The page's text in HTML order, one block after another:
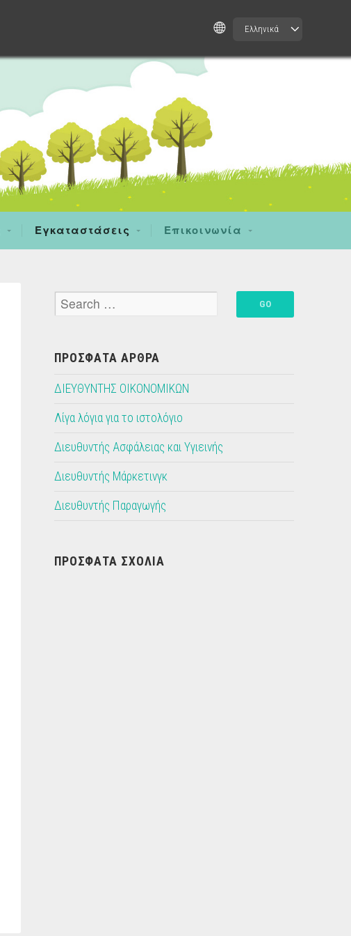
Ελληνικά
Εγκαταστάσεις Επικοινωνία
ΠΡΌΣΦΑΤΑ ΆΡΘΡΑ
ΔΙΕΥΘΥΝΤΗΣ ΟΙΚΟΝΟΜΙΚΩΝ
Λίγα λόγια για το ιστολόγιο
Διευθυντής Ασφάλειας και Υγιεινής
Διευθυντής Μάρκετινγκ
Διευθυντής Παραγωγής
ΠΡΌΣΦΑΤΑ ΣΧΌΛΙΑ